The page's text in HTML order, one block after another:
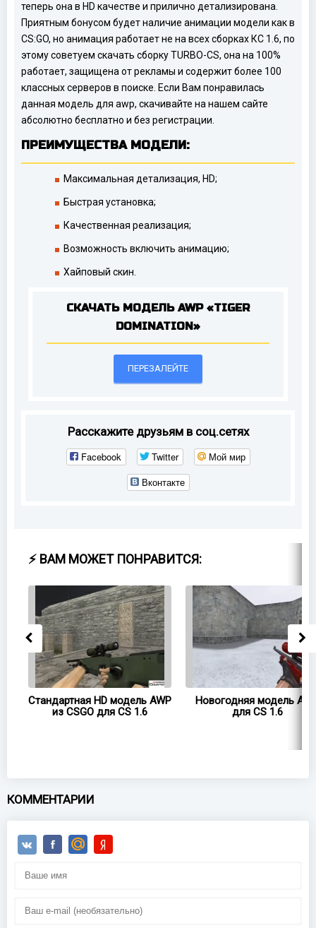
теперь она в HD качестве и прилично детализирована.
Приятным бонусом будет наличие анимации модели как в
CS:GO, но анимация работает не на всех сборках КС 1.6, по
этому советуем скачать сборку TURBO-CS, она на 100%
работает, защищена от рекламы и содержит более 100
классных серверов в поиске. Если Вам понравилась
данная модель для awp, скачивайте на нашем сайте
абсолютно бесплатно и без регистрации.
ПРЕИМУЩЕСТВА МОДЕЛИ:
Максимальная детализация, HD;
Быстрая установка;
Качественная реализация;
Возможность включить анимацию;
Хайповый скин.
СКАЧАТЬ МОДЕЛЬ AWP «TIGER
DOMINATION»
ПЕРЕЗАЛЕЙТЕ
Расскажите друзьям в соц.сетях
Facebook Twitter
Мой мир
Вконтакте
⚡ ВАМ МОЖЕТ ПОНРАВИТСЯ:
Стандартная HD модель AWP
из CSGO для CS 1.6
Новогодняя модель
для CS 1.6
КОММЕНТАРИИ